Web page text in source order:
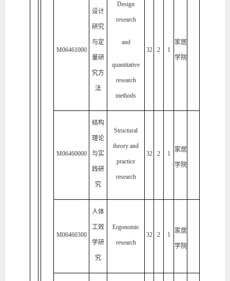
M06461000
设计
研究
与定
量研
究方
法
Design
research
and
quantitative
research
methods
32 2 1
家居
学院
M06460000
结构
理论
与实
践研
究
Structural
theory and
practice
research
32 2 1
家居
学院
M06460300
人体
工效
学研
究
Ergonomic
research
32 2 1
家居
学院